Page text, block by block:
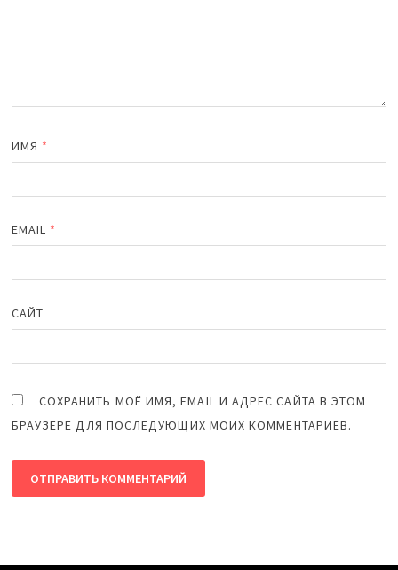
ИМЯ *
EMAIL *
САЙТ
СОХРАНИТЬ МОЁ ИМЯ, EMAIL И АДРЕС САЙТА В ЭТОМ
БРАУЗЕРЕ ДЛЯ ПОСЛЕДУЮЩИХ МОИХ КОММЕНТАРИЕВ.